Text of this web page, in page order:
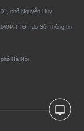
phố Nguyễn Huy
GP-TTĐT do Sở Thông tin
Hà Nội